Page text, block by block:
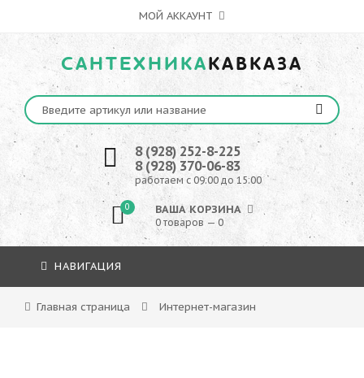
МОЙ АККАУНТ
САНТЕХНИКАКАВКАЗА
8 (928) 252-8-225
8 (928) 370-06-83
работаем с 09:00 до 15:00
0 ВАША КОРЗИНА
0 товаров — 0
НАВИГАЦИЯ
Главная страница Интернет-магазин